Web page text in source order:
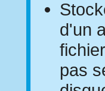
d'un
pas